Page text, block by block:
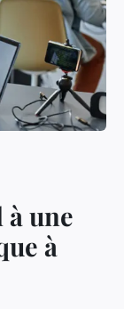
une
à